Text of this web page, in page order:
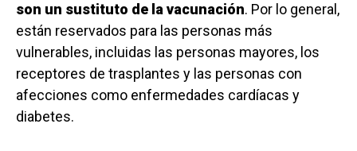
son un sustituto de la vacunación. Por lo general,
están reservados para las personas más
vulnerables, incluidas las personas mayores, los
receptores de trasplantes y las personas con
afecciones como enfermedades cardíacas y
diabetes.